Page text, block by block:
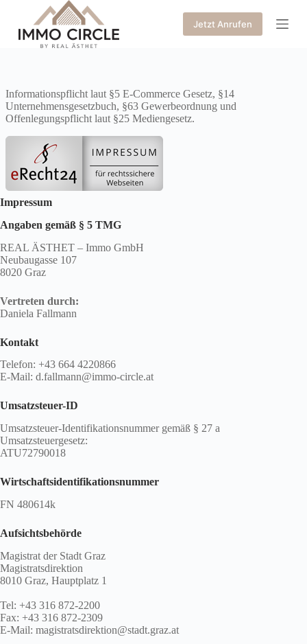
m
l
t
s
p
n
e
n
Jetzt Anrufen
Informationspflicht laut §5 E-Commerce Gesetz, §14
Unternehmensgesetzbuch, §63 Gewerbeordnung und
Offenlegungspflicht laut §25 Mediengesetz.
Impressum
Angaben gemäß § 5 TMG
REAL ÄSTHET – Immo GmbH
Neubaugasse 107
8020 Graz
Vertreten durch:
Daniela Fallmann
Kontakt
Telefon: +43 664 4220866
E-Mail: d.fallmann@immo-circle.at
Umsatzsteuer-ID
Umsatzsteuer-Identifikationsnummer gemäß § 27 a
Umsatzsteuergesetz:
ATU72790018
Wirtschafts­identifikations­nummer
FN 480614k
Aufsichtsbehörde
Magistrat der Stadt Graz
Magistratsdirektion
8010 Graz, Hauptplatz 1
Tel: +43 316 872-2200
Fax: +43 316 872-2309
E-Mail: magistratsdirektion@stadt.graz.at